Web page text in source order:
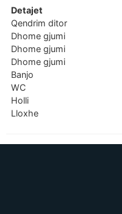
Detajet
Qendrim ditor
Dhome gjumi
Dhome gjumi
Dhome gjumi
Banjo
WC
Holli
Lloxhe